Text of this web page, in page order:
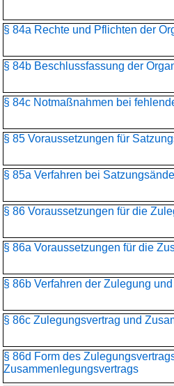
§ 84a Rechte und Pflichten der
§ 84b Beschlussfassung der
§ 84c Notmaßnahmen bei
§ 85 Voraussetzungen für
§ 85a Verfahren bei
§ 86 Voraussetzungen für die
§ 86a Voraussetzungen für die
§ 86b Verfahren der Zulegung
§ 86c Zulegungsvertrag und
§ 86d Form des
Zusammenlegungsvertrags